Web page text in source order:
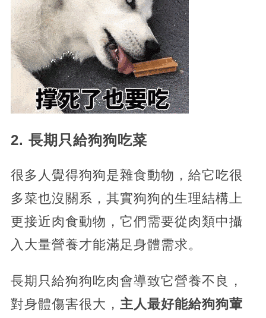
2. 長期只給狗狗吃菜
很多人覺得狗狗是雜食動物，給它吃很
多菜也沒關系，其實狗狗的生理結構上
更接近肉食動物，它們需要從肉類中攝
入大量營養才能滿足身體需求。
長期只給狗狗吃肉會導致它營養不良，
對身體傷害很大， 主人最好能給狗狗葷